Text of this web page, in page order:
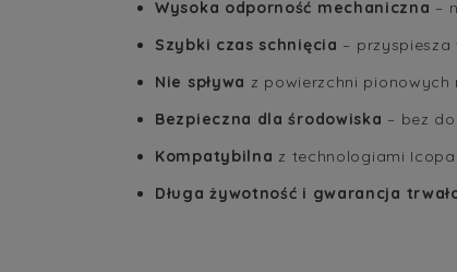
Wysoka odporność mechaniczna –
Szybki czas schnięcia –
Nie spływa z powierzchni pionowych
Bezpieczna dla środowiska – bez
Kompatybilna z technologiami Icopal
Długa żywotność i gwarancja